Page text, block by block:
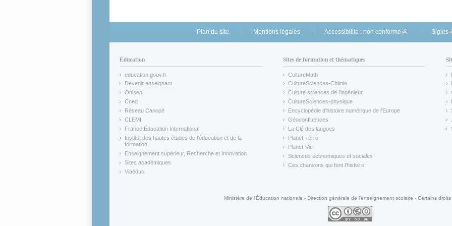
Plan du site Mentions légales Accessibilité : non conforme (link is external)
Sigles
Éducation
education.gouv.fr
(link is external)
Devenir enseignant
(link is external)
Onisep
(link is external)
Cned
(link is external)
Réseau Canopé
(link is external)
CLEMI
(link is external)
France Éducation International
(link is external)
Institut des hautes études de l'éducation et de la
formation
(link is external)
Enseignement supérieur, Recherche et Innovation
(link is external)
Sites académiques
(link is external)
Viaéduc
Sites de formation et thématiques
CultureMath
(link is external)
CultureSciences-Chimie
(link is external)
Culture sciences de l'ingénieur
CultureSciences-physique
(link is external)
Encyclopédie d'histoire numérique de l'Europe
(link is external)
Géoconfluences
(link is external)
La Clé des langues
(link is external)
Planet-Terre
(link is external)
Planet-Vie
(link is external)
Sciences économiques et sociales
(link is external)
Ces chansons qui font l'histoire
(link is external)
Ministère de l'Éducation nationale - Direction générale de l'enseignement scolaire - Certains droits